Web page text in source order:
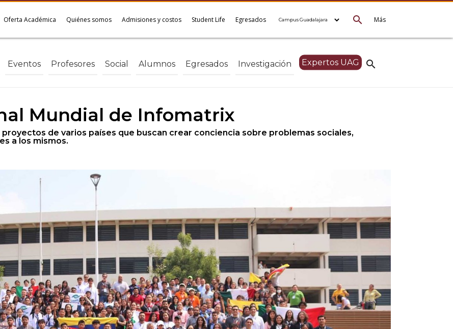
Más
search
Oferta Académica Quiénes somos Admisiones y costos Student Life Egresados
search
Eventos Profesores Social Alumnos Egresados Investigación Expertos UAG
Mundial de Infomatrix
de varios países que buscan crear conciencia sobre problemas sociales,
a los mismos.